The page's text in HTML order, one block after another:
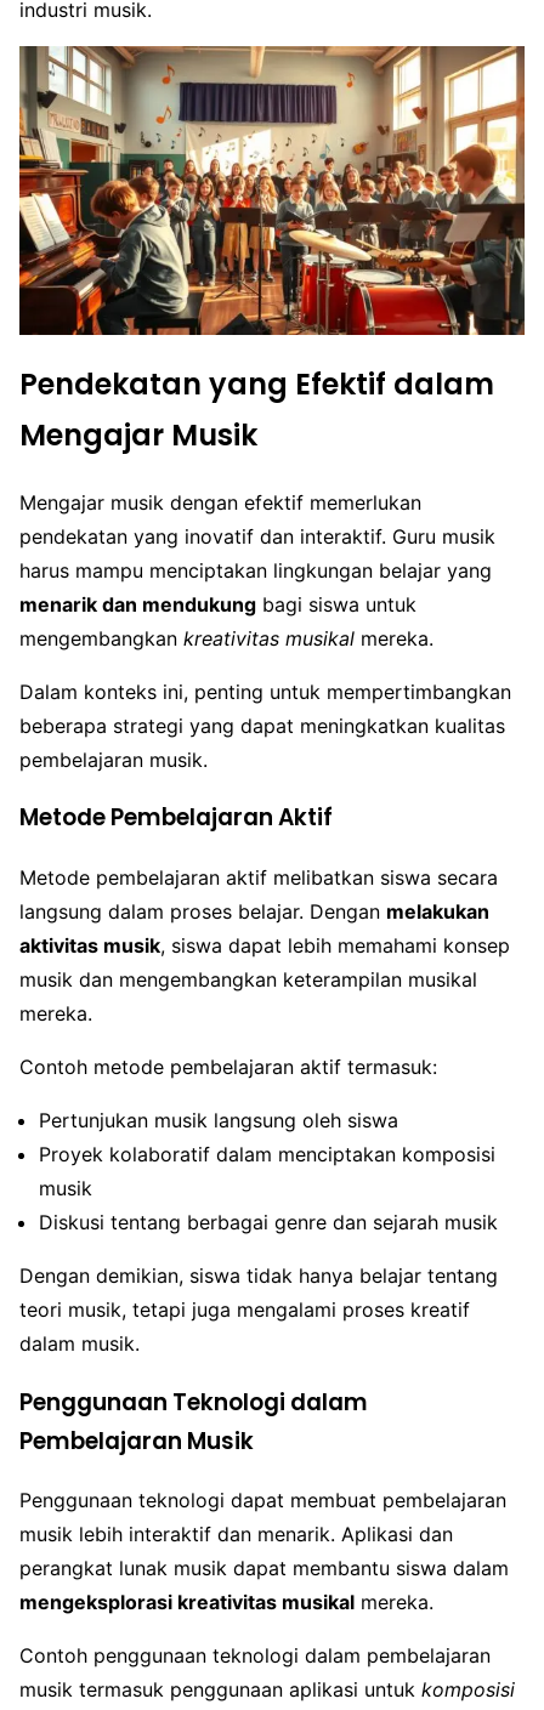
industri musik.
Pendekatan yang Efektif dalam
Mengajar Musik
Mengajar musik dengan efektif memerlukan
pendekatan yang inovatif dan interaktif. Guru musik
harus mampu menciptakan lingkungan belajar yang
menarik dan mendukung bagi siswa untuk
mengembangkan kreativitas musikal mereka.
Dalam konteks ini, penting untuk mempertimbangkan
beberapa strategi yang dapat meningkatkan kualitas
pembelajaran musik.
Metode Pembelajaran Aktif
Metode pembelajaran aktif melibatkan siswa secara
langsung dalam proses belajar. Dengan melakukan
aktivitas musik, siswa dapat lebih memahami konsep
musik dan mengembangkan keterampilan musikal
mereka.
Contoh metode pembelajaran aktif termasuk:
Pertunjukan musik langsung oleh siswa
Proyek kolaboratif dalam menciptakan komposisi
musik
Diskusi tentang berbagai genre dan sejarah musik
Dengan demikian, siswa tidak hanya belajar tentang
teori musik, tetapi juga mengalami proses kreatif
dalam musik.
Penggunaan Teknologi dalam
Pembelajaran Musik
Penggunaan teknologi dapat membuat pembelajaran
musik lebih interaktif dan menarik. Aplikasi dan
perangkat lunak musik dapat membantu siswa dalam
mengeksplorasi kreativitas musikal mereka.
Contoh penggunaan teknologi dalam pembelajaran
musik termasuk penggunaan aplikasi untuk komposisi